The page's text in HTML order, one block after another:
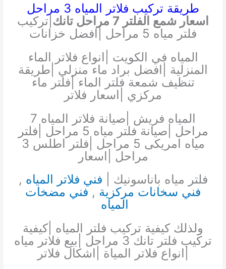
طريقة تركيب فلاتر المياه 3 مراحل
اسعار شمع الفلتر 7 مراحل تانك
|تركيب
فلتر مياه 5 مراحل |افضل خزانات
المياه في الكويت |انواع فلاتر الماء
المنزلية |افضل براد ماء منزلي |طريقة
تنظيف شمعة فلتر الماء |فلتر ماء
مركزي |اسعار فلاتر
المياه فريش |صيانة فلاتر المياه 7
مراحل |صيانة فلتر مياه 5 مراحل |فلتر
مياه امريكى 5 مراحل |فلتر اطلس 3
مراحل |اسعار
فلتر مياه باناسونيك | فني فلاتر المياه ,
فني سخانات مركزية , فني مضخات
المياه
ولذلك كيفية تركيب فلتر المياه |كيفية
تركيب فلتر تانك 3 مراحل |بيع فلاتر مياه
|انواع فلاتر المياة |اشكال فلاتر